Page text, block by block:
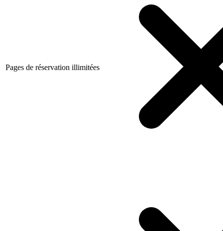
Pages de réservation illimitées